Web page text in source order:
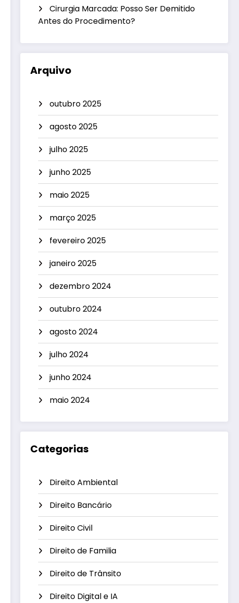
Cirurgia Marcada: Posso Ser Demitido
Antes do Procedimento?
Arquivo
outubro 2025
agosto 2025
julho 2025
junho 2025
maio 2025
março 2025
fevereiro 2025
janeiro 2025
dezembro 2024
outubro 2024
agosto 2024
julho 2024
junho 2024
maio 2024
Categorias
Direito Ambiental
Direito Bancário
Direito Civil
Direito de Familia
Direito de Trânsito
Direito Digital e IA